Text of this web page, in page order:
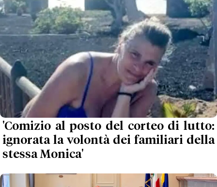
'Comizio al posto del corteo di lutto:
ignorata la volontà dei familiari della
stessa Monica'